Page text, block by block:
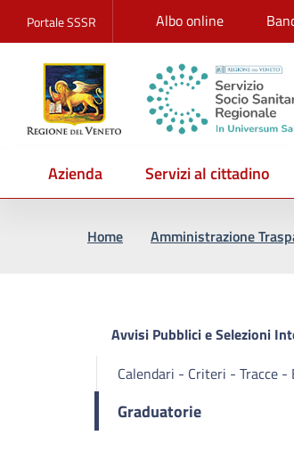
Portale SSSR Albo online
Azienda Servizi al cittadino
Home Amministrazione
Avvisi Pubblici e Selezioni
Calendari - Criteri - Tracce -
Graduatorie